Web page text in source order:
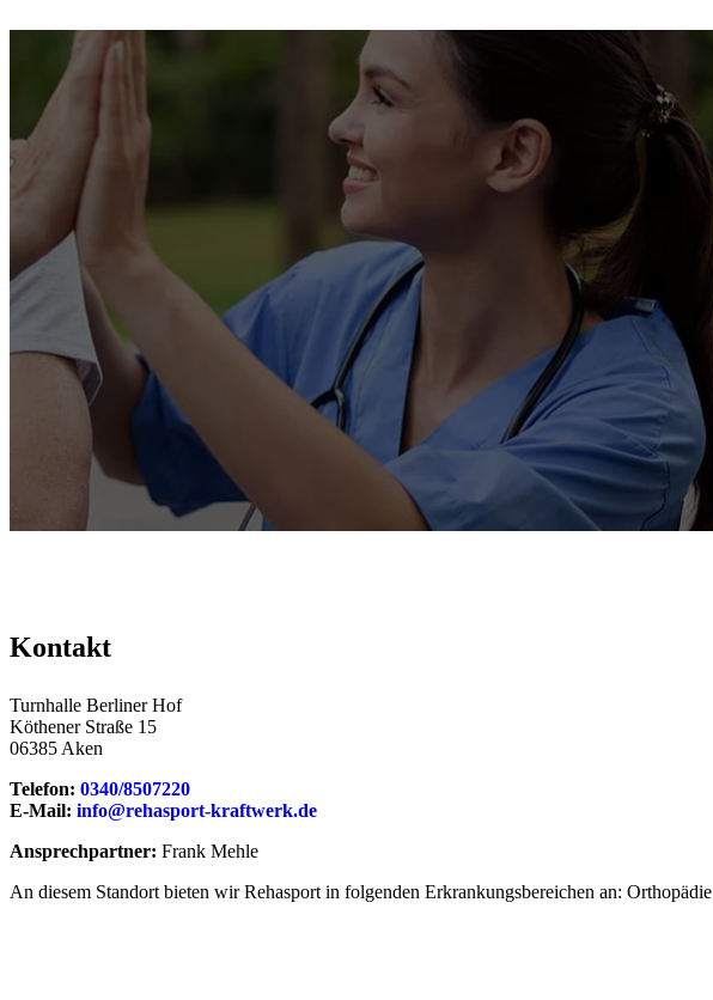
Kontakt
Turnhalle Berliner Hof
Köthener Straße 15
06385 Aken
Telefon: 0340/8507220
E-Mail: info@rehasport-kraftwerk.de
Ansprechpartner: Frank Mehle
An diesem Standort bieten wir Rehasport in folgenden Erkrankungsbereichen an: Orthopädie